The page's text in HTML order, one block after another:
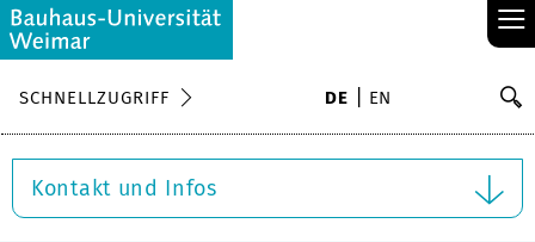
≡
SCHNELLZUGRIFF DE EN
Kontakt und Infos